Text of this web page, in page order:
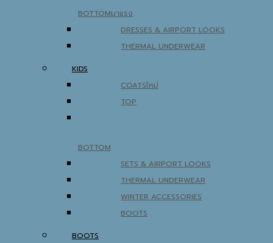
BOTTOM
DRESSES & AIRPORT LOOKS
THERMAL UNDERWEAR
KIDS
COATS
TOP
BOTTOM
SETS & AIRPORT LOOKS
THERMAL UNDERWEAR
WINTER ACCESSORIES
BOOTS
BOOTS